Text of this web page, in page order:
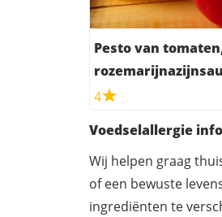
Pesto van
paprika en olijven
4
Voedselallergie
Wij helpen graag
of een bewuste
ingrediënten te